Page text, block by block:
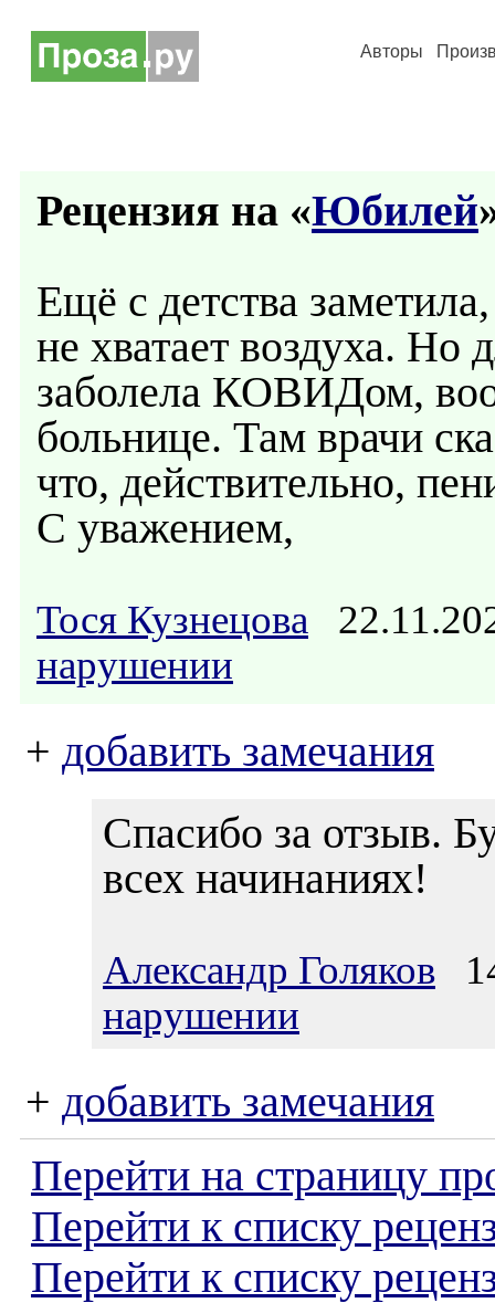
Авторы
Рецензия на «Юбилей
Ещё с детства
не хватает воздуха. Но
заболела КОВИДом,
больнице. Там врачи
что, действительно,
С уважением,
Тося Кузнецова
нарушении
+ добавить замечания
Спасибо за отзыв.
всех начинаниях!
Александр Голяков
нарушении
+ добавить замечания
Перейти на страницу
Перейти к списку
Перейти к списку